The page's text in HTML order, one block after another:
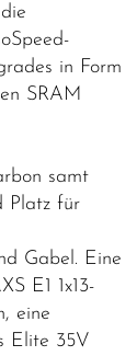
in Form
SRAM
samt
Platz für
Gabel. Eine
E1 1x13-
eine
Elite 35V